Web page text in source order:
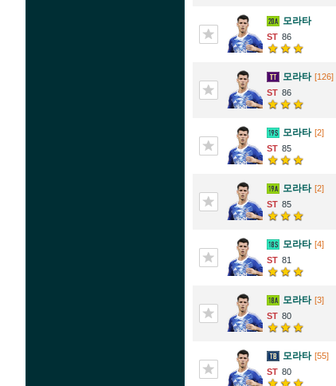
모라타
86
모라타 [126]
86
모라타 [2]
85
모라타 [2]
85
모라타 [4]
81
모라타 [3]
80
모라타 [55]
80